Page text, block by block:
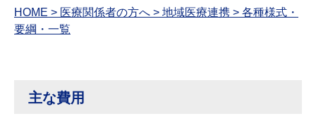
HOME > 医療関係者の方へ > 地域医療連携 > 各種様式・
要綱・一覧
主な費用